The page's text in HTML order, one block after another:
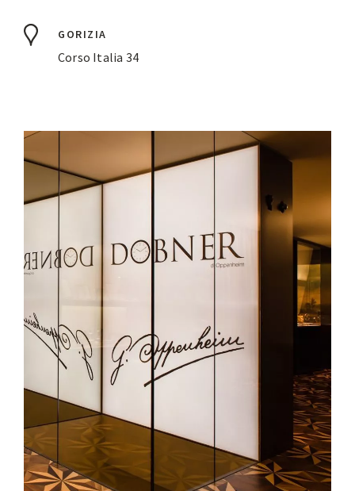
GORIZIA
Corso Italia 34